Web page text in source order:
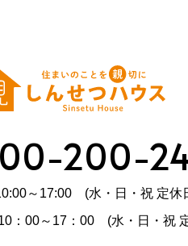
200-
～17:00 (水・日・祝 定休
：00～17：00 (水・日・祝